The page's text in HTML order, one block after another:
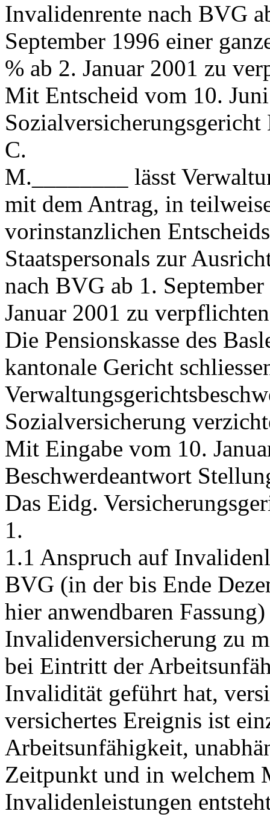
Invalidenrente nach BVG
September 1996 einer
% ab 2. Januar 2001 zu
Mit Entscheid vom 10.
C.
M.________ lässt
mit dem Antrag, in
vorinstanzlichen
Staatspersonals zur
nach BVG ab 1.
Januar 2001 zu
Die Pensionskasse des
kantonale Gericht
Sozialversicherung
Mit Eingabe vom 10.
Beschwerdeantwort
Das Eidg.
1.
1.1 Anspruch auf
BVG (in der bis Ende
hier anwendbaren
Invalidenversicherung zu
bei Eintritt der
Invalidität geführt hat,
versichertes Ereignis ist
Arbeitsunfähigkeit,
Zeitpunkt und in welchem
Invalidenleistungen